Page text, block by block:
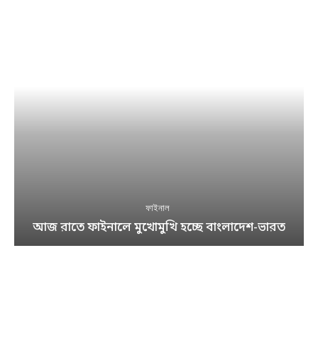
ফাইনাল
আজ রাতে ফাইনালে মুখোমুখি হচ্ছে বাংলাদেশ-ভারত